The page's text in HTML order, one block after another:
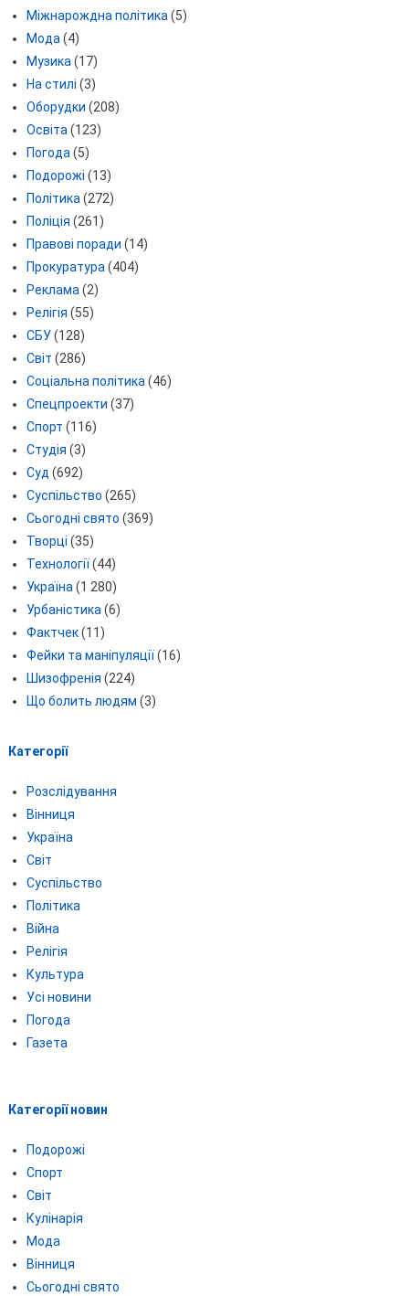
Міжнарождна політика(5)
Мода(4)
Музика(17)
На стилі (3)
Оборудки (208)
Освіта(123)
Погода(5)
Подорожі (13)
Політика(272)
Поліція (261)
Правові поради (14)
Прокуратура(404)
Реклама(2)
Релігія (55)
СБУ(128)
Світ (286)
Соціальна політика(46)
Спецпроекти (37)
Спорт (116)
Студія (3)
Суд (692)
Суспільство (265)
Сьогодні свято (369)
Творці (35)
Технології(44)
Україна(1 280)
Урбаністика(6)
Фактчек(11)
Фейки та маніпуляції(16)
Шизофренія (224)
Що болить людям (3)
Категорії
Розслідування
Вінниця
Україна
Світ
Суспільство
Політика
Війна
Релігія
Культура
Усі новини
Погода
Газета
Категорії новин
Подорожі
Спорт
Світ
Кулінарія
Мода
Вінниця
Сьогодні свято